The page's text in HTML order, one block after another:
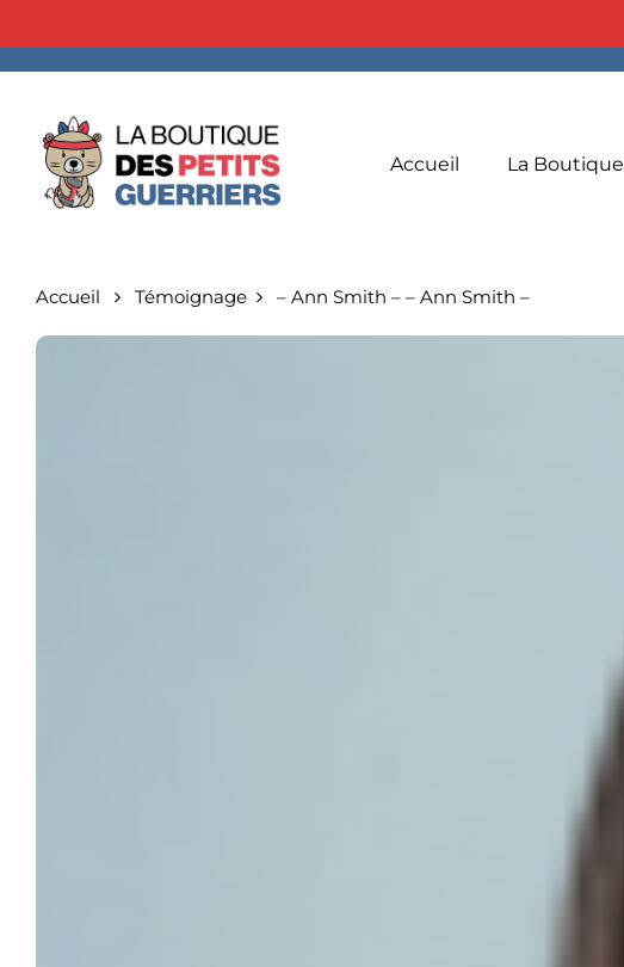
Accueil La Boutique
Accueil Témoignage – Ann Smith – – Ann Smith –